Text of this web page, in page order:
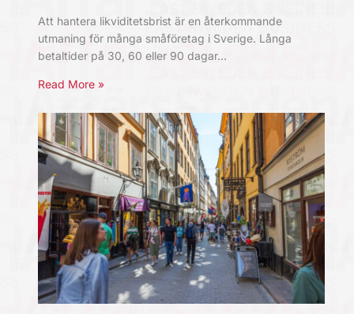
Att hantera likviditetsbrist är en återkommande
utmaning för många småföretag i Sverige. Långa
betaltider på 30, 60 eller 90 dagar…
Read More »